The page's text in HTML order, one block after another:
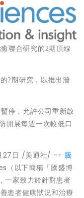
聯合研究的2期頂線
2期研究，以推出潛
停，允許公司重新啟
開展每週一次較低口
27日 /美通社/ -- 騰
（以下簡稱「騰盛博
一家致力於針對患者
患者健康狀況和治療